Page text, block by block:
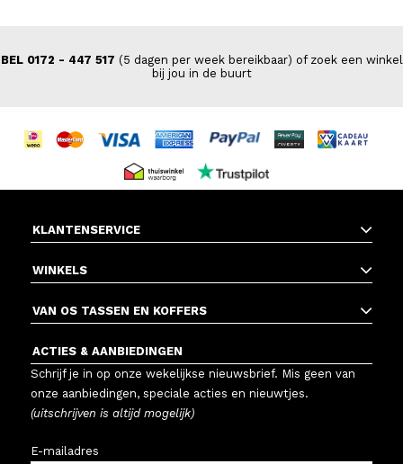
BEL 0172 - 447 517 (5 dagen per week bereikbaar) of zoek een winkel
bij jou in de buurt
KLANTENSERVICE
WINKELS
VAN OS TASSEN EN KOFFERS
ACTIES & AANBIEDINGEN
Schrijf je in op onze wekelijkse nieuwsbrief. Mis geen van
onze aanbiedingen, speciale acties en nieuwtjes.
(uitschrijven is altijd mogelijk)
E-mailadres